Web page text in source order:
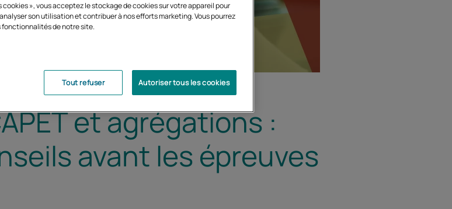
et agrégations :
avant les épreuves
», vous acceptez le stockage de cookies sur votre appareil pour
son utilisation et contribuer à nos efforts marketing. Vous pourrez
fonctionnalités de notre site.
Tout refuser Autoriser tous les cookies